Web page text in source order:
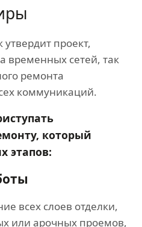
утвердит проект,
временных сетей, так
ремонта
коммуникаций.
который
этапов:
всех слоев отделки,
или арочных проемов,